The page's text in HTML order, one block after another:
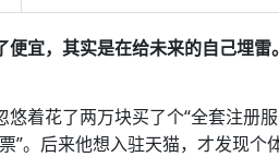
便宜，其实是在给未来的自己埋雷。
着花了两万块买了个“全套注册
。后来他想入驻天猫，才发现个